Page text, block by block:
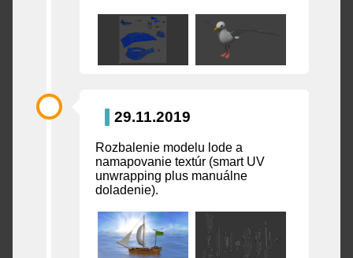
29.11.2019
Rozbalenie modelu lode a
namapovanie textúr (smart UV
unwrapping plus manuálne
doladenie).